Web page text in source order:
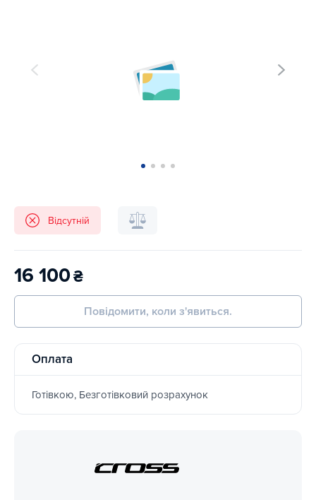
Відсутній
16 100₴
Повідомити, коли з'явиться.
Оплата
Готівкою, Безготівковий розрахунок